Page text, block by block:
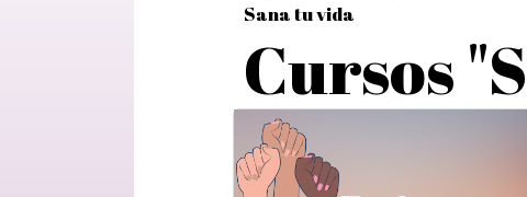
Sana tu vida
Cursos